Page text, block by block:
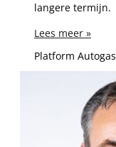
langere termijn.
Lees meer »
Platform Autogas